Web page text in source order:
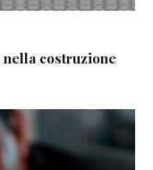
costruzione